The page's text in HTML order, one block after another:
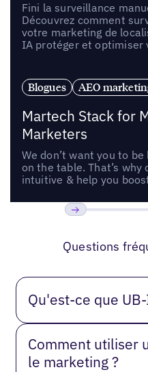
Fini la surveillance
Découvrez comment
votre marketing de
IA protéger et optimiser
Blogues AEO
Martech Stack for
Marketers
We don’t want you to
on the table. That’s
intuitive & help you
Questions
Qu'est-ce que
Comment utiliser
le marketing ?